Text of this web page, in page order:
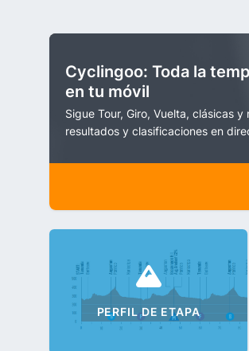
Cyclingoo: Toda la
en tu móvil
Sigue Tour, Giro, Vuelta, clásicas y
resultados y clasificaciones en
PERFIL DE ETAPA